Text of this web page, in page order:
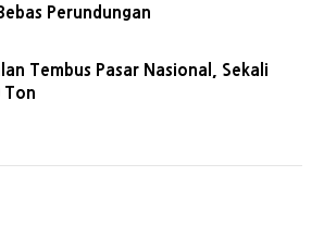
Perundungan
Tembus Pasar Nasional, Sekali
Ton